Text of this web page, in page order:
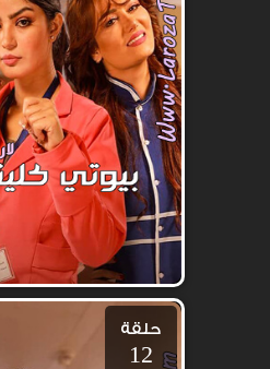
حلقة
12